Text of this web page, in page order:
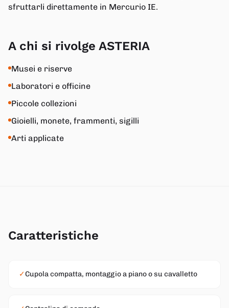
sfruttarli direttamente in Mercurio IE.
A chi si rivolge ASTERIA
Musei e riserve
Laboratori e officine
Piccole collezioni
Gioielli, monete, frammenti, sigilli
Arti applicate
Caratteristiche
✓Cupola compatta, montaggio a piano o su cavalletto